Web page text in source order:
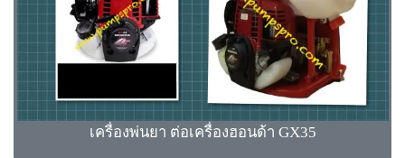
เครื่องพ่นยา ต่อเครื่องฮอนด้า GX35